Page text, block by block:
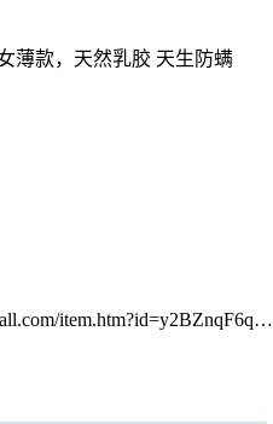
薄款，天然乳胶 天生防螨
item.htm?id=y2BZnqF6q…